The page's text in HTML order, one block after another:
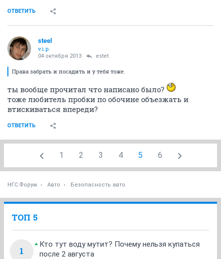
ОТВЕТИТЬ
steel
v.i.p.
04 октября 2013 estet
Права забрать и посадить и у тебя тоже.
ты вообще прочитал что написано было?
тоже любитель пробки по обочине объезжать и
втискиваться впереди?
ОТВЕТИТЬ
1 2 3 4 5 6
НГС.Форум Авто Безопасность авто
ТОП 5
1
Кто тут воду мутит? Почему нельзя купаться
после 2 августа